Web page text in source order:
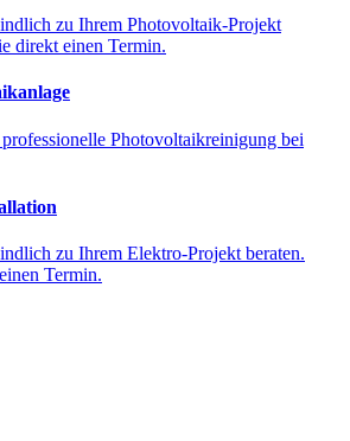
zu Ihrem Photovoltaik-Projekt
direkt einen Termin.
Photovoltaikreinigung bei
zu Ihrem Elektro-Projekt beraten.
Termin.